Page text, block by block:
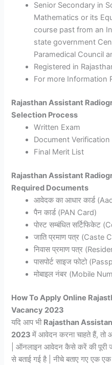
Senior Secondary in
Mathematics or its
course past from an
state government
Paramedical Council
Registered in
For more Information
Rajasthan Assistant
Selection Process
Written Exam
Document Verification
Final Merit List
Rajasthan Assistant
Required Documents
आवेदक का आधार कार्ड
पैन कार्ड (PAN Card)
पोस्ट सम्बंधित
जाति प्रमाण पत्र (Caste
निवास प्रमाण पत्र
पासपोर्ट साइज फोटो
मोबाइल नंबर (Mobile
How To Apply Online
Vacancy 2023
यदि आप भी Rajasthan
2023में आवेदन करना चाहते हैं,
| ऑनलाइन आवेदन कैसे करें की पूरी
से बताई गई है | नीचे बताए गए एक